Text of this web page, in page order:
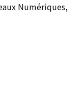
Numériques,